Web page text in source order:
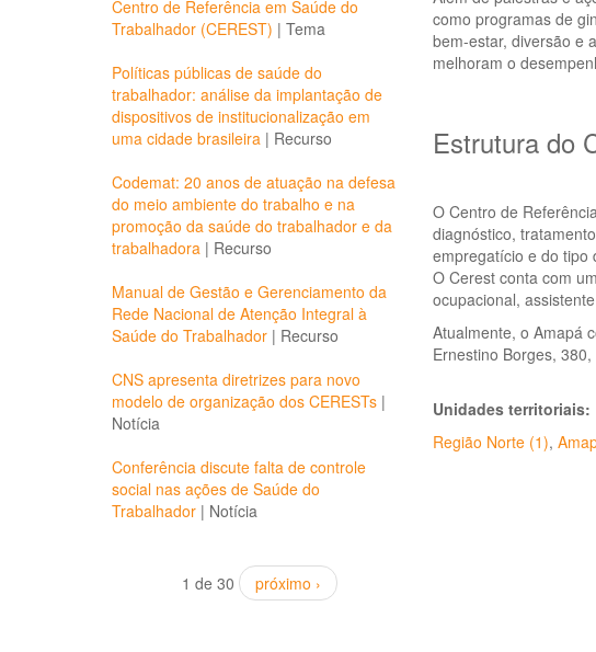
Centro de Referência em Saúde do
Trabalhador (CEREST) | Tema
Políticas públicas de saúde do
trabalhador: análise da implantação de
dispositivos de institucionalização em
uma cidade brasileira | Recurso
Codemat: 20 anos de atuação na defesa
do meio ambiente do trabalho e na
promoção da saúde do trabalhador e da
trabalhadora | Recurso
Manual de Gestão e Gerenciamento da
Rede Nacional de Atenção Integral à
Saúde do Trabalhador | Recurso
CNS apresenta diretrizes para novo
modelo de organização dos CERESTs |
Notícia
Conferência discute falta de controle
social nas ações de Saúde do
Trabalhador | Notícia
1 de 30 próximo ›
como programas de
bem-estar, diversão e
melhoram o
Estrutura do
O Centro de
diagnóstico,
empregatício e do tipo
O Cerest conta com
ocupacional,
Atualmente, o Amapá
Ernestino Borges,
Unidades territoriais:
Região Norte (1),